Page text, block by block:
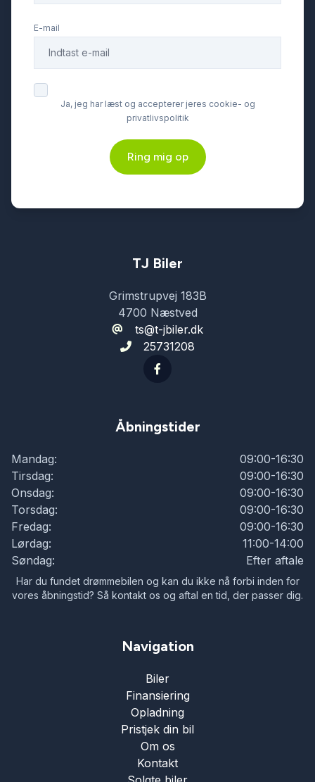
E-mail
Ja, jeg har læst og accepterer jeres cookie- og
privatlivspolitik
Ring mig op
TJ Biler
Grimstrupvej 183B
4700 Næstved
ts@t-jbiler.dk
25731208
Åbningstider
Mandag:
09:00-16:30
Tirsdag:
09:00-16:30
Onsdag:
09:00-16:30
Torsdag:
09:00-16:30
Fredag:
09:00-16:30
Lørdag:
11:00-14:00
Søndag:
Efter aftale
Har du fundet drømmebilen og kan du ikke nå forbi inden for
vores åbningstid? Så kontakt os og aftal en tid, der passer dig.
Navigation
Biler
Finansiering
Opladning
Pristjek din bil
Om os
Kontakt